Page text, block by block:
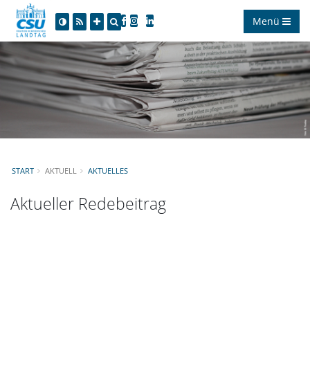
Menü
START AKTUELL AKTUELLES
Aktueller Redebeitrag